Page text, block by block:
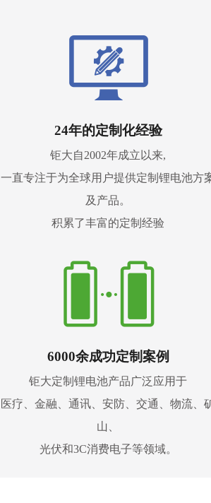
24年的定制化经验
钜大自2002年成立以来,
一直专注于为全球用户提供定制锂电池方
及产品。
积累了丰富的定制经验
6000余成功定制案例
钜大定制锂电池产品广泛应用于
医疗、金融、通讯、安防、交通、物流、
山、
光伏和3C消费电子等领域。